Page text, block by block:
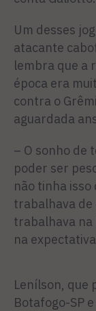
Um desses
atacante
lembra que a
época era
contra o
aguardada
– O sonho de
poder ser
não tinha
trabalhava de
trabalhava na
na
Lenílson, que
Botafogo-SP